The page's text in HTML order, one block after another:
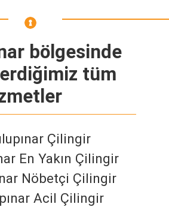
bölgesinde
tüm
Çilingir
En Yakın Çilingir
Nöbetçi Çilingir
Acil Çilingir